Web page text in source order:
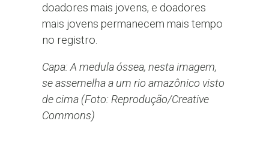
doadores mais jovens, e doadores
mais jovens permanecem mais tempo
no registro.
Capa: A medula óssea, nesta imagem,
se assemelha a um rio amazônico visto
de cima (Foto: Reprodução/Creative
Commons)